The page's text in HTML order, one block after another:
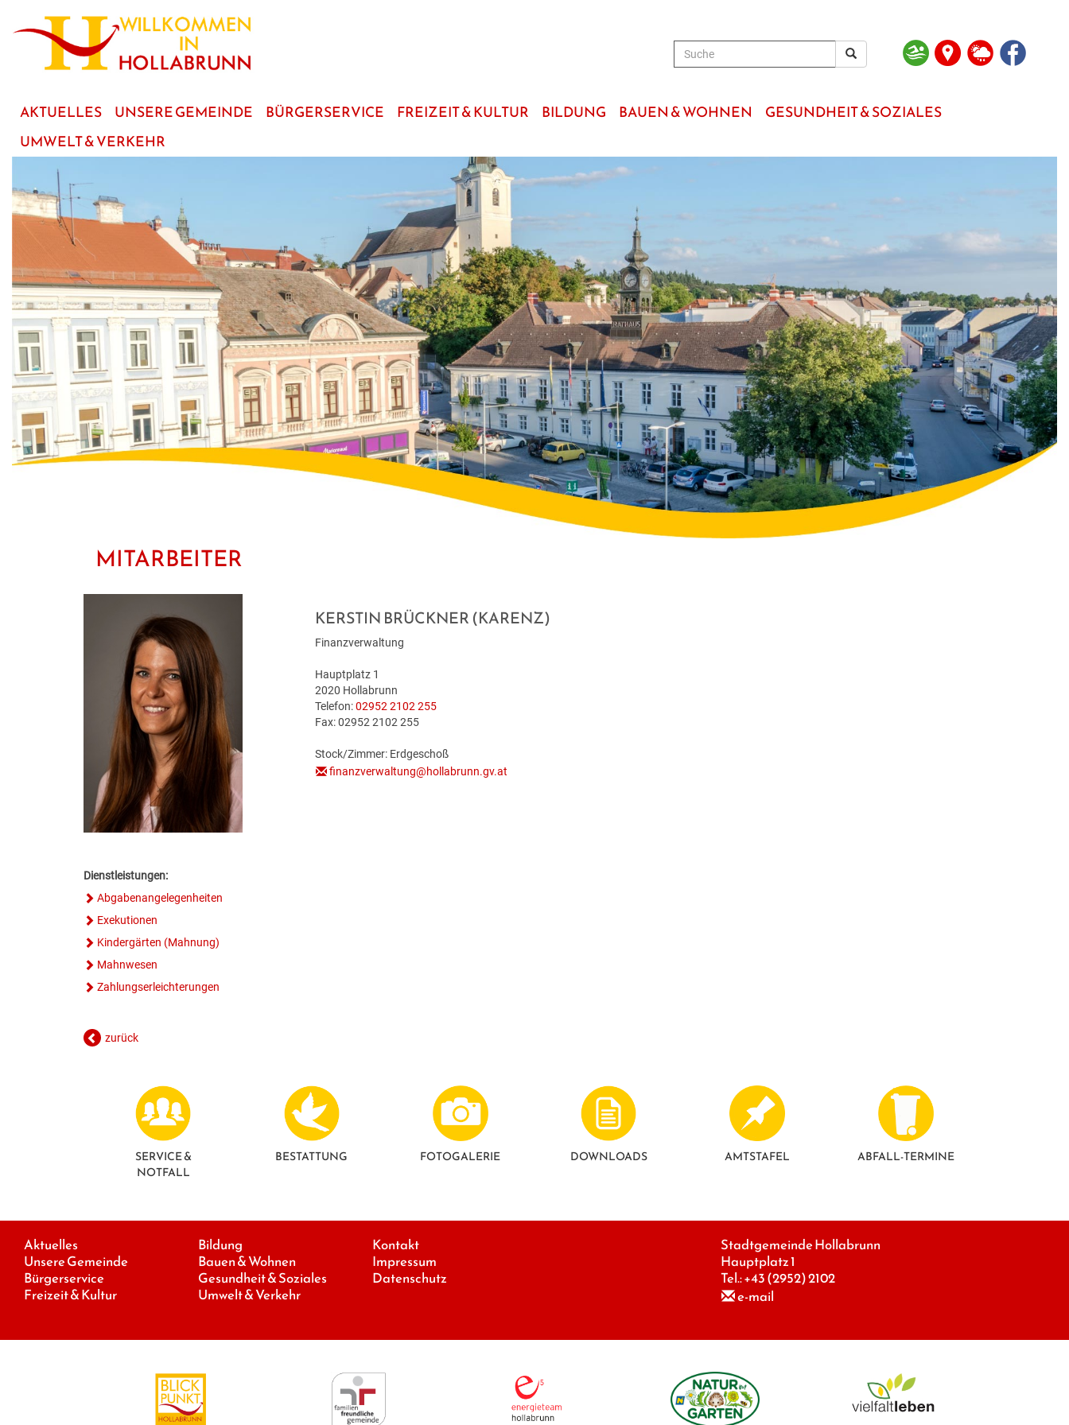
Hauptinhalt
AKTUELLES UNSERE GEMEINDE BÜRGERSERVICE FREIZEIT & KULTUR BILDUNG BAUEN & WOHNEN
GESUNDHEIT & SOZIALES
UMWELT & VERKEHR
MITARBEITER
KERSTIN BRÜCKNER (KARENZ)
Finanzverwaltung
Hauptplatz 1
2020 Hollabrunn
Telefon:02952 2102 255
Fax: 02952 2102 255
Stock/Zimmer: Erdgeschoß
finanzverwaltung@hollabrunn.gv.at
Dienstleistungen:
Abgabenangelegenheiten
Exekutionen
Kindergärten (Mahnung)
Mahnwesen
Zahlungserleichterungen
zurück
SERVICE &
NOTFALL
BESTATTUNG FOTO­GALERIE DOWNLOADS AMTSTAFEL ABFALL-TERMINE
Aktuelles
Unsere Gemeinde
Bürgerservice
Freizeit & Kultur
Bildung
Bauen & Wohnen
Gesundheit & Soziales
Umwelt & Verkehr
Kontakt
Impressum
Datenschutz
Stadtgemeinde Hollabrunn
Hauptplatz 1
Tel.:+43 (2952) 2102
e-mail